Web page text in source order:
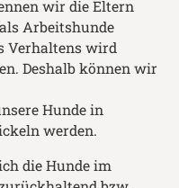
wir die Eltern
Arbeitshunde
Verhaltens wird
Deshalb können wir
Hunde in
werden.
die Hunde im